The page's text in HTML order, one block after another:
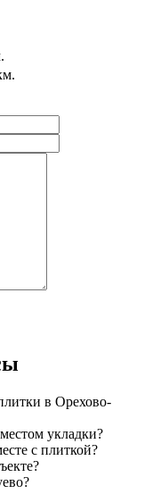
в Орехово-
укладки?
с плиткой?